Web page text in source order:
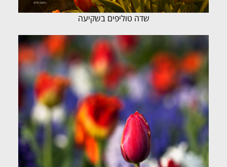
שדה טוליפים בשקיעה